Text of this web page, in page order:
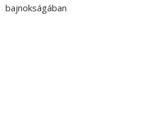
bajnokságában